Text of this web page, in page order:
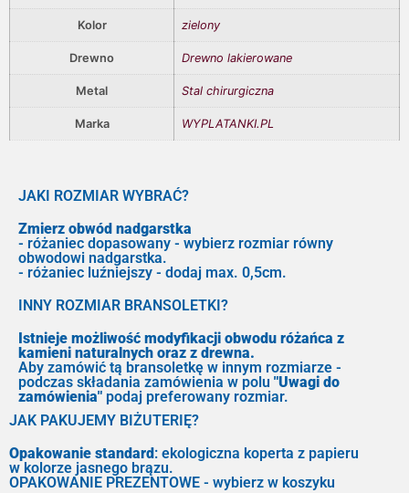
Kolor zielony
Drewno Drewno lakierowane
Metal Stal chirurgiczna
Marka WYPLATANKI.PL
JAKI ROZMIAR WYBRAĆ?
Zmierz obwód nadgarstka
- różaniec dopasowany - wybierz rozmiar równy
obwodowi nadgarstka.
- różaniec luźniejszy - dodaj max. 0,5cm.
INNY ROZMIAR BRANSOLETKI?
Istnieje możliwość modyfikacji obwodu różańca z
kamieni naturalnych oraz z drewna.
Aby zamówić tą bransoletkę w innym rozmiarze -
podczas składania zamówienia w polu "Uwagi do
zamówienia" podaj preferowany rozmiar.
JAK PAKUJEMY BIŻUTERIĘ?
Opakowanie standard : ekologiczna koperta z papieru
w kolorze jasnego brązu.
OPAKOWANIE PREZENTOWE - wybierz w koszyku